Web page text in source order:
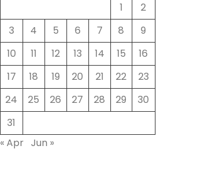
1
2
3
4 5 6 7 8
9
10
11 12 13 14 15
16
17
18 19 20 21 22
23
24
25 26 27 28 29
30
31
« Apr Jun »